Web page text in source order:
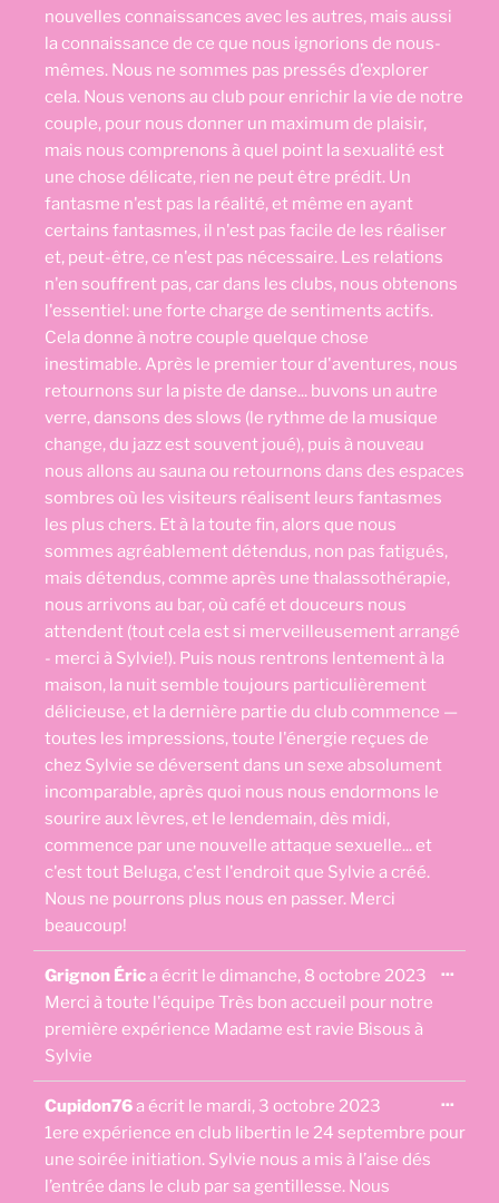
nouvelles connaissances avec les autres, mais aussi
la connaissance de ce que nous ignorions de nous-
mêmes. Nous ne sommes pas pressés d’explorer
cela. Nous venons au club pour enrichir la vie de notre
couple, pour nous donner un maximum de plaisir,
mais nous comprenons à quel point la sexualité est
une chose délicate, rien ne peut être prédit. Un
fantasme n'est pas la réalité, et même en ayant
certains fantasmes, il n'est pas facile de les réaliser
et, peut-être, ce n'est pas nécessaire. Les relations
n'en souffrent pas, car dans les clubs, nous obtenons
l'essentiel: une forte charge de sentiments actifs.
Cela donne à notre couple quelque chose
inestimable. Après le premier tour d'aventures, nous
retournons sur la piste de danse... buvons un autre
verre, dansons des slows (le rythme de la musique
change, du jazz est souvent joué), puis à nouveau
nous allons au sauna ou retournons dans des espaces
sombres où les visiteurs réalisent leurs fantasmes
les plus chers. Et à la toute fin, alors que nous
sommes agréablement détendus, non pas fatigués,
mais détendus, comme après une thalassothérapie,
nous arrivons au bar, où café et douceurs nous
attendent (tout cela est si merveilleusement arrangé
- merci à Sylvie!). Puis nous rentrons lentement à la
maison, la nuit semble toujours particulièrement
délicieuse, et la dernière partie du club commence —
toutes les impressions, toute l'énergie reçues de
chez Sylvie se déversent dans un sexe absolument
incomparable, après quoi nous nous endormons le
sourire aux lèvres, et le lendemain, dès midi,
commence par une nouvelle attaque sexuelle... et
c'est tout Beluga, c'est l'endroit que Sylvie a créé.
Nous ne pourrons plus nous en passer. Merci
beaucoup!
Grignon Érica écrit le dimanche, 8 octobre 2023
Merci à toute l'équipe Très bon accueil pour notre
première expérience Madame est ravie Bisous à
Sylvie
...
Cupidon76a écrit le mardi, 3 octobre 2023
1ere expérience en club libertin le 24 septembre pour
une soirée initiation. Sylvie nous a mis à l’aise dés
l’entrée dans le club par sa gentillesse. Nous
...
boîte